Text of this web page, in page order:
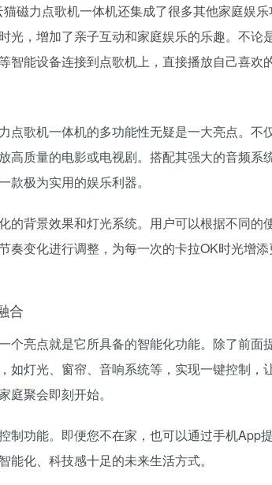
磁力点歌机一体机还集成了很多其他家庭娱
光，增加了亲子互动和家庭娱乐的乐趣。不
智能设备连接到点歌机上，直接播放自己喜欢
点歌机一体机的多功能性无疑是一大亮点。
高质量的电影或电视剧。搭配其强大的音频
款极为实用的娱乐利器。
的背景效果和灯光系统。用户可以根据不同
奏变化进行调整，为每一次的卡拉OK时光增
合
个亮点就是它所具备的智能化功能。除了前
如灯光、窗帘、音响系统等，实现一键控制
庭聚会即刻开始。
制功能。即便您不在家，也可以通过手机
能化、科技感十足的未来生活方式。